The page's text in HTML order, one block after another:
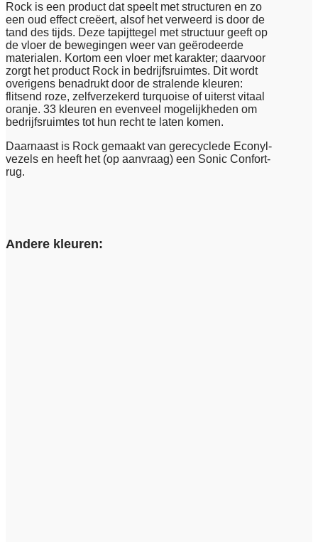
Rock is een product dat speelt met structuren en zo
een oud effect creëert, alsof het verweerd is door de
tand des tijds. Deze tapijttegel met structuur geeft op
de vloer de bewegingen weer van geërodeerde
materialen. Kortom een vloer met karakter; daarvoor
zorgt het product Rock in bedrijfsruimtes. Dit wordt
overigens benadrukt door de stralende kleuren:
flitsend roze, zelfverzekerd turquoise of uiterst vitaal
oranje. 33 kleuren en evenveel mogelijkheden om
bedrijfsruimtes tot hun recht te laten komen.
Daarnaast is Rock gemaakt van gerecyclede Econyl-
vezels en heeft het (op aanvraag) een Sonic Confort-
rug.
Andere kleuren: